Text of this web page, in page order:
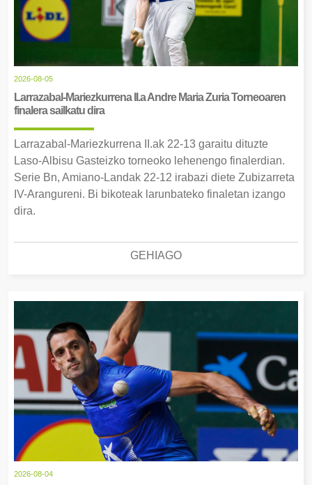
2026-08-05
Larrazabal-Mariezkurrena II.a Andre Maria Zuria Torneoaren
finalera sailkatu dira
Larrazabal-Mariezkurrena II.ak 22-13 garaitu dituzte
Laso-Albisu Gasteizko torneoko lehenengo finalerdian.
Serie Bn, Amiano-Landak 22-12 irabazi diete Zubizarreta
IV-Arangureni. Bi bikoteak larunbateko finaletan izango
dira.
GEHIAGO
2026-08-04